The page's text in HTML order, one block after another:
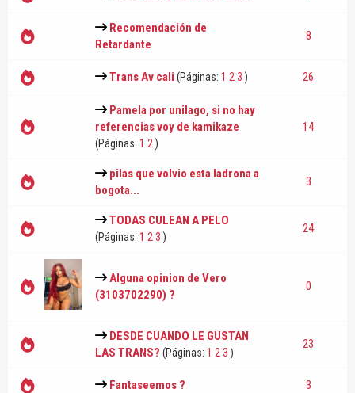
Recomendación de
Retardante
8
Trans Av cali (Páginas: 1 2 3 ) 26
Pamela por unilago, si no hay
referencias voy de kamikaze
(Páginas: 1 2 )
14
pilas que volvio esta ladrona a
bogota...
3
TODAS CULEAN A PELO
(Páginas: 1 2 3 )
24
Alguna opinion de Vero
(3103702290) ?
0
DESDE CUANDO LE GUSTAN
LAS TRANS? (Páginas: 1 2 3 )
23
Fantaseemos ? 3